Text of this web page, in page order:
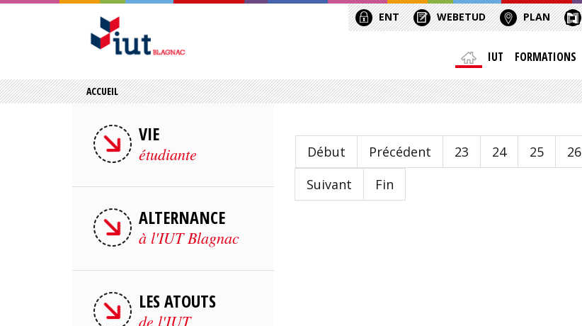
ENT WEBETUD PLAN
IUT FORMATIONS
ACCUEIL
Début Précédent 23 24 25 26
Suivant
Fin
VIE
étudiante
ALTERNANCE
à l'IUT Blagnac
LES ATOUTS
de l'IUT